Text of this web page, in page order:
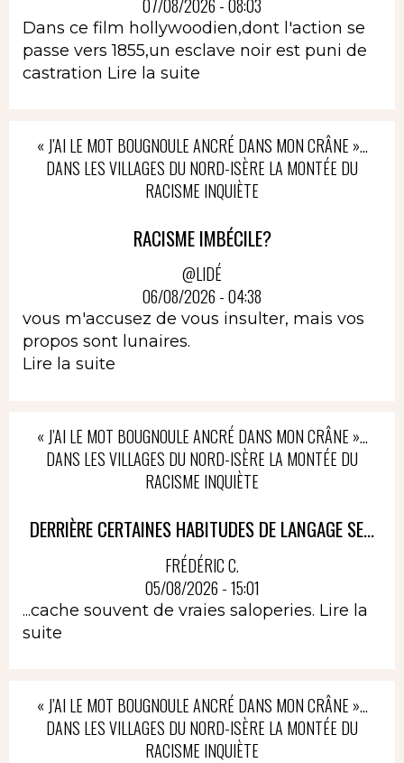
07/08/2026 - 08:03
Dans ce film hollywoodien,dont l'action se
passe vers 1855,un esclave noir est puni de
castration Lire la suite
« J’AI LE MOT BOUGNOULE ANCRÉ DANS MON CRÂNE »…
DANS LES VILLAGES DU NORD-ISÈRE LA MONTÉE DU
RACISME INQUIÈTE
RACISME IMBÉCILE?
@LIDÉ
06/08/2026 - 04:38
vous m'accusez de vous insulter, mais vos
propos sont lunaires.
Lire la suite
« J’AI LE MOT BOUGNOULE ANCRÉ DANS MON CRÂNE »…
DANS LES VILLAGES DU NORD-ISÈRE LA MONTÉE DU
RACISME INQUIÈTE
DERRIÈRE CERTAINES HABITUDES DE LANGAGE SE...
FRÉDÉRIC C.
05/08/2026 - 15:01
...cache souvent de vraies saloperies. Lire la
suite
« J’AI LE MOT BOUGNOULE ANCRÉ DANS MON CRÂNE »…
DANS LES VILLAGES DU NORD-ISÈRE LA MONTÉE DU
RACISME INQUIÈTE